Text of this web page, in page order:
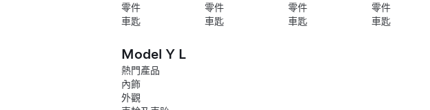
零件
車匙
零件
車匙
零件
車匙
零件
車匙
Model Y L
熱門產品
內飾
外觀